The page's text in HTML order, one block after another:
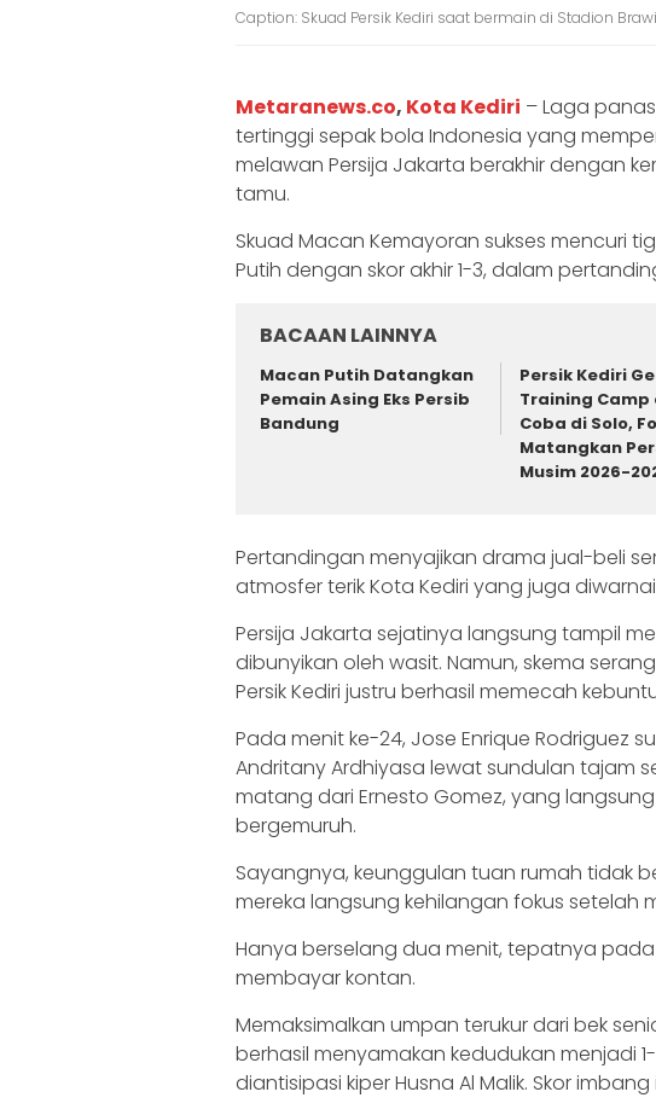
Caption: Skuad Persik Kediri saat bermain di Stadion
Metaranews.co, Kota Kediri – Laga
tertinggi sepak bola Indonesia yang
melawan Persija Jakarta berakhir dengan
tamu.
Skuad Macan Kemayoran sukses mencuri
Putih dengan skor akhir 1-3, dalam
BACAAN LAINNYA
Macan Putih Datangkan
Pemain Asing Eks Persib
Bandung
Persik Kediri
Training Camp
Coba di Solo,
Matangkan
Musim 2026-
Pertandingan menyajikan drama jual-beli
atmosfer terik Kota Kediri yang juga
Persija Jakarta sejatinya langsung tampil
dibunyikan oleh wasit. Namun, skema
Persik Kediri justru berhasil memecah
Pada menit ke-24, Jose Enrique Rodriguez
Andritany Ardhiyasa lewat sundulan tajam
matang dari Ernesto Gomez, yang
bergemuruh.
Sayangnya, keunggulan tuan rumah tidak
mereka langsung kehilangan fokus setelah
Hanya berselang dua menit, tepatnya pada
membayar kontan.
Memaksimalkan umpan terukur dari bek
berhasil menyamakan kedudukan menjadi
diantisipasi kiper Husna Al Malik. Skor